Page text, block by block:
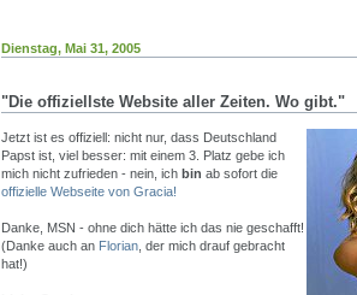
Dienstag, Mai 31, 2005
"Die offiziellste Website aller Zeiten. Wo gibt."
Jetzt ist es offiziell: nicht nur, dass Deutschland
Papst ist, viel besser: mit einem 3. Platz gebe ich
mich nicht zufrieden - nein, ich bin ab sofort die
offizielle Webseite von Gracia!
Danke, MSN - ohne dich hätte ich das nie geschafft!
(Danke auch an Florian , der mich drauf gebracht
hat!)